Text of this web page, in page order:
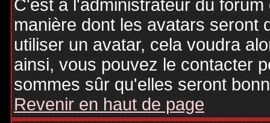
C'est à l'administrateur du
manière dont les avatars seront
utiliser un avatar, cela voudra
ainsi, vous pouvez le contacter
sommes sûr qu'elles seront
Revenir en haut de page